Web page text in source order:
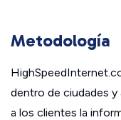
Metodología
dentro de ciudades y
a los clientes la